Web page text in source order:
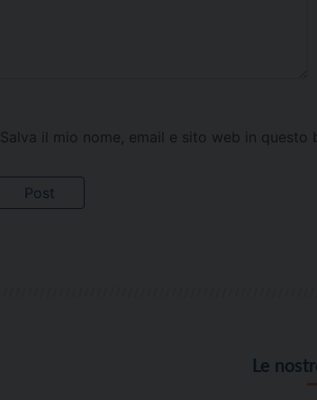
Salva il mio nome, email e sito web in
Le